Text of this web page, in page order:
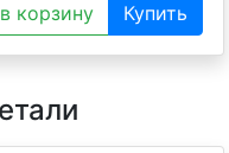
корзину Купить